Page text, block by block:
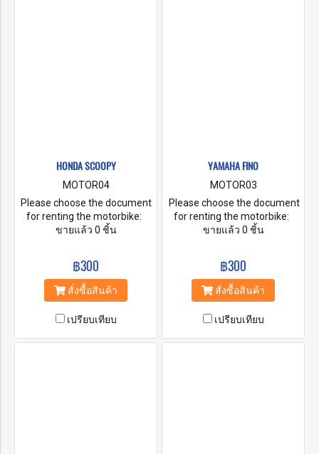
HONDA SCOOPY
MOTOR04
Please choose the document
for renting the motorbike:
A. Original Passport B. ID
C. ID Card + Security money
by Credit Card Baht. 5,000-
10,000 D. A Copy your
Cash Baht. 5,000-10,000 E. A
Copy your passport + Security
ขายแล้ว 0 ชิ้น
฿300
สั่งซื้อสินค้า
เปรียบเทียบ
YAMAHA FINO
MOTOR03
Please choose the document
for renting the motorbike:
A. Original Passport B. ID
C. ID Card + Security money
by Credit Card Baht. 5,000-
10,000 D. A Copy your
Cash Baht. 5,000-10,000 E. A
Copy your passport + Security
ขายแล้ว 0 ชิ้น
฿300
สั่งซื้อสินค้า
เปรียบเทียบ